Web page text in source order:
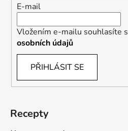
E-mail
Vložením e-mailu souhlasíte s
osobních údajů
PŘIHLÁSIT SE
Recepty